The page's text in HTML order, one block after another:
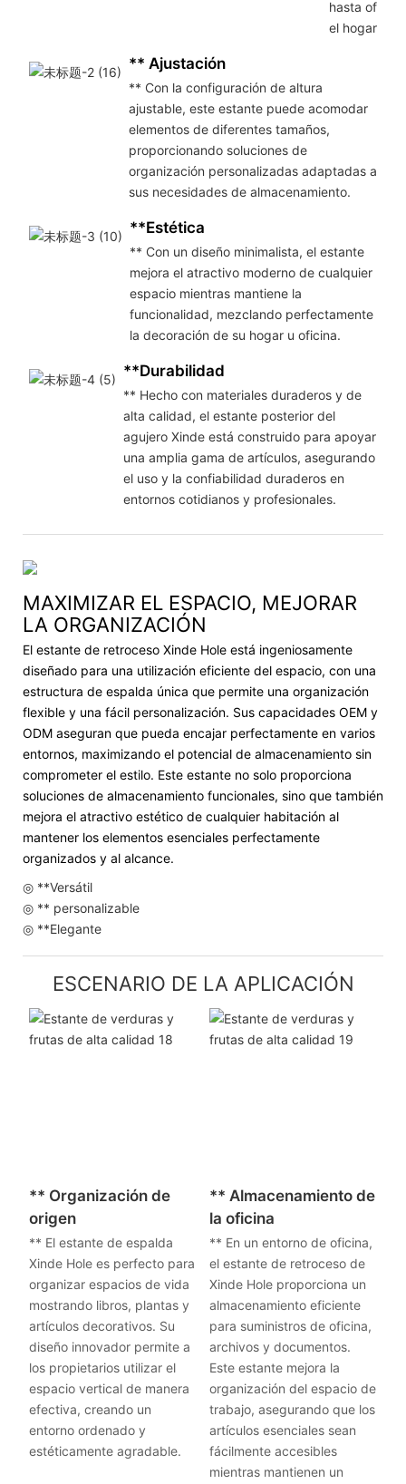
hasta
el hogar.
** Ajustación
** Con la configuración de altura
ajustable, este estante puede acomodar
elementos de diferentes tamaños,
proporcionando soluciones de
organización personalizadas adaptadas a
sus necesidades de almacenamiento.
**Estética
** Con un diseño minimalista, el estante
mejora el atractivo moderno de cualquier
espacio mientras mantiene la
funcionalidad, mezclando perfectamente
la decoración de su hogar u oficina.
**Durabilidad
** Hecho con materiales duraderos y de
alta calidad, el estante posterior del
agujero Xinde está construido para apoyar
una amplia gama de artículos, asegurando
el uso y la confiabilidad duraderos en
entornos cotidianos y profesionales.
MAXIMIZAR EL ESPACIO, MEJORAR
LA ORGANIZACIÓN
El estante de retroceso Xinde Hole está ingeniosamente
diseñado para una utilización eficiente del espacio, con una
estructura de espalda única que permite una organización
flexible y una fácil personalización. Sus capacidades OEM y
ODM aseguran que pueda encajar perfectamente en varios
entornos, maximizando el potencial de almacenamiento sin
comprometer el estilo. Este estante no solo proporciona
soluciones de almacenamiento funcionales, sino que también
mejora el atractivo estético de cualquier habitación al
mantener los elementos esenciales perfectamente
organizados y al alcance.
◎ **Versátil
◎ ** personalizable
◎ **Elegante
ESCENARIO DE LA APLICACIÓN
** Organización de
origen
** El estante de espalda
Xinde Hole es perfecto para
organizar espacios de vida
mostrando libros, plantas y
artículos decorativos. Su
diseño innovador permite a
los propietarios utilizar el
espacio vertical de manera
efectiva, creando un
entorno ordenado y
estéticamente agradable.
** Almacenamiento de
la oficina
** En un entorno de oficina,
el estante de retroceso de
Xinde Hole proporciona un
almacenamiento eficiente
para suministros de oficina,
archivos y documentos.
Este estante mejora la
organización del espacio de
trabajo, asegurando que los
artículos esenciales sean
fácilmente accesibles
mientras mantienen un